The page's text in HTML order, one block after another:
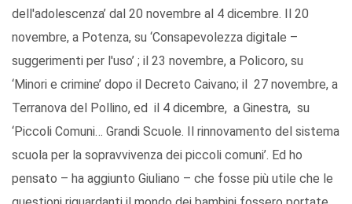
dell'adolescenza’ dal 20 novembre al 4 dicembre.
Il 20
novembre, a Potenza, su ‘Consapevolezza digitale –
suggerimenti per l'uso’ ; il 23 novembre, a Policoro, su
‘Minori e crimine’ dopo il Decreto Caivano; il 27 novembre, a
Terranova del Pollino, ed il 4 dicembre, a Ginestra, su
‘Piccoli Comuni… Grandi Scuole. Il rinnovamento del sistema
scuola per la sopravvivenza dei piccoli comuni’. Ed ho
pensato – ha aggiunto Giuliano – che fosse più utile che le